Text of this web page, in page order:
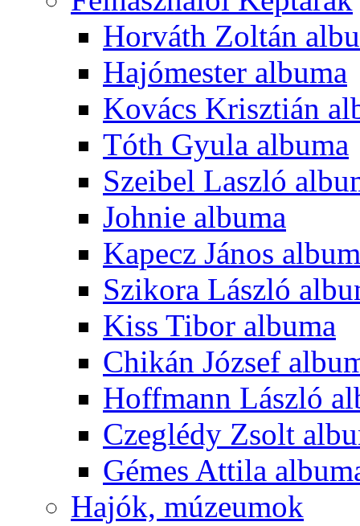
Horváth Zoltán
Hajómester albuma
Kovács Krisztián
Tóth Gyula albuma
Szeibel Laszló
Johnie albuma
Kapecz János
Szikora László
Kiss Tibor albuma
Chikán József
Hoffmann László
Czeglédy Zsolt
Gémes Attila
Hajók, múzeumok